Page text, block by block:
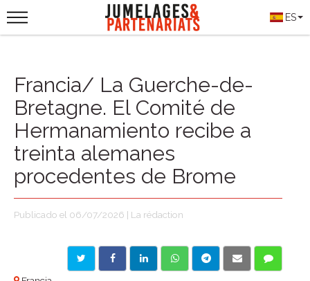
ES
Francia/ La Guerche-de-
Bretagne. El Comité de
Hermanamiento recibe a
treinta alemanes
procedentes de Brome
Publicado el 06/07/2026 | La rédaction